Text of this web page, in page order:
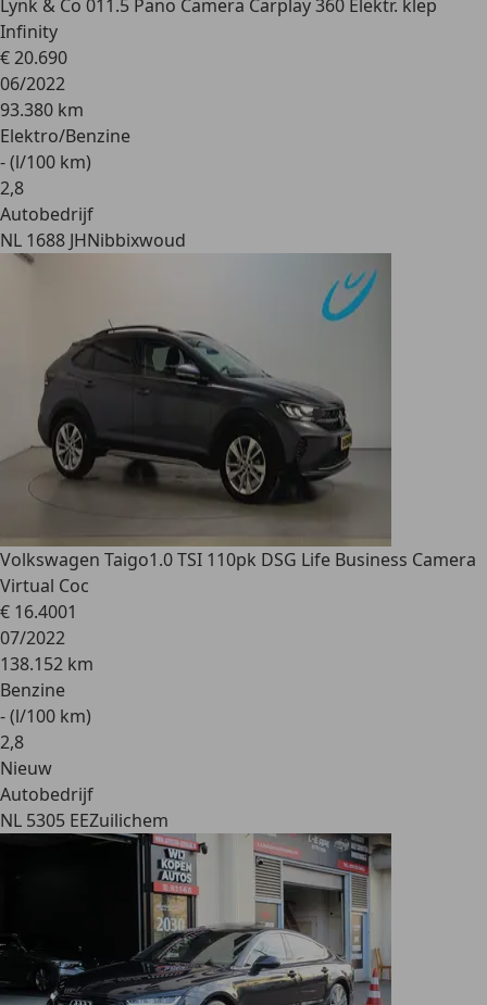
Lynk & Co 011.5 Pano Camera Carplay 360 Elektr. klep
Infinity
€ 20.690
06/2022
93.380 km
Elektro/Benzine
- (l/100 km)
2,8
Autobedrijf
NL 1688 JHNibbixwoud
Volkswagen Taigo1.0 TSI 110pk DSG Life Business Camera
Virtual Coc
€ 16.4001
07/2022
138.152 km
Benzine
- (l/100 km)
2,8
Nieuw
Autobedrijf
NL 5305 EEZuilichem